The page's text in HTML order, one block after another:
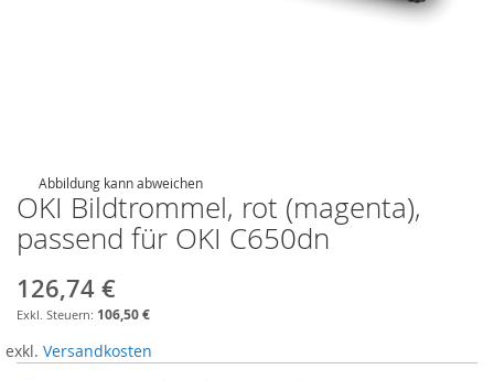
Abbildung kann abweichen
OKI Bildtrommel, rot (magenta),
passend für OKI C650dn
126,74 €
106,50 €
exkl. Versandkosten